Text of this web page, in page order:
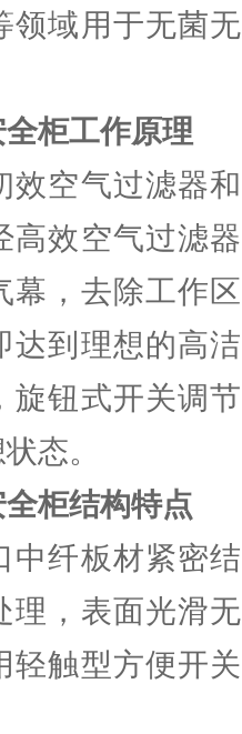
领域用于无菌
柜工作原理
效空气过滤器
高效空气过滤
幕，去除工作
达到理想的高
旋钮式开关调
态。
柜结构特点
中纤板材紧密
理，表面光滑
轻触型方便开